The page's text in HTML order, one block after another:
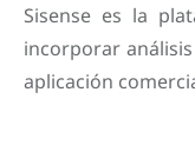
Sisense es la
incorporar
aplicación